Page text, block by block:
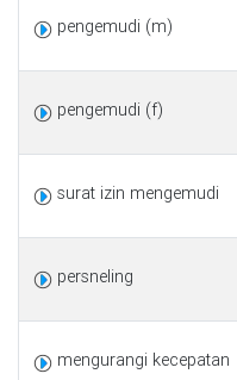
pengemudi (m)
pengemudi (f)
surat izin mengemudi
persneling
mengurangi kecepatan